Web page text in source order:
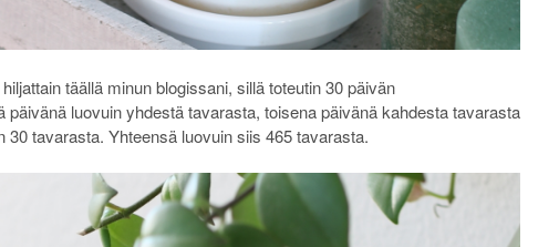
täällä minun blogissani, sillä toteutin 30 päivän
luovuin yhdestä tavarasta, toisena päivänä kahdesta tavarasta
tavarasta. Yhteensä luovuin siis 465 tavarasta.